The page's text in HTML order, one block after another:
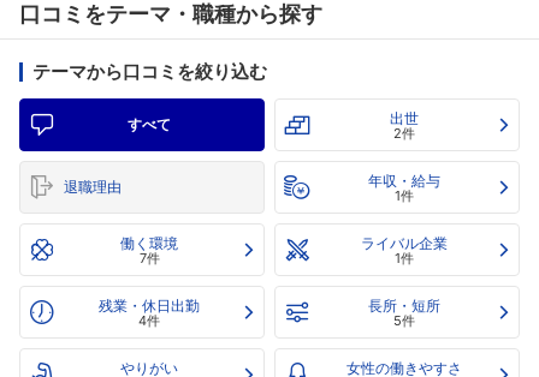
口コミをテーマ・職種から探す
テーマから口コミを絞り込む
すべて 出世
2件
退職理由 年収・給与
1件
働く環境
7件
ライバル企業
1件
残業・休日出勤
4件
長所・短所
5件
やりがい 女性の働きやすさ